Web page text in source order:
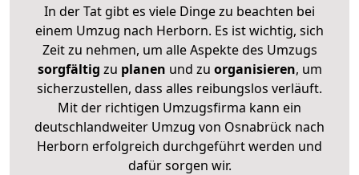
In der Tat gibt es viele Dinge zu beachten bei
einem Umzug nach Herborn. Es ist wichtig, sich
Zeit zu nehmen, um alle Aspekte des Umzugs
sorgfältig zu planen und zu organisieren, um
sicherzustellen, dass alles reibungslos verläuft.
Mit der richtigen Umzugsfirma kann ein
deutschlandweiter Umzug von Osnabrück nach
Herborn erfolgreich durchgeführt werden und
dafür sorgen wir.